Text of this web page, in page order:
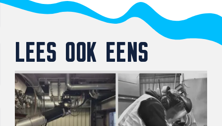
LEES OOK EENS